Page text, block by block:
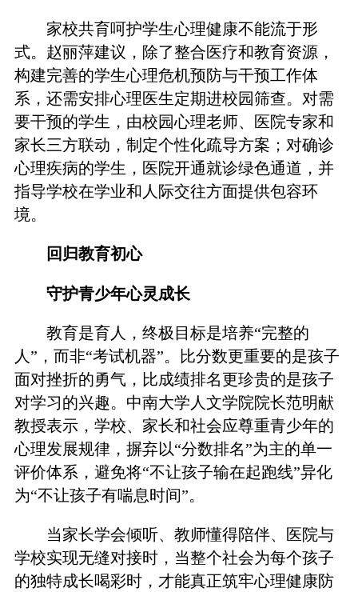
家校共育呵护学生心理健康不能流于形
式。赵丽萍建议，除了整合医疗和教育资源，
构建完善的学生心理危机预防与干预工作体
系，还需安排心理医生定期进校园筛查。对需
要干预的学生，由校园心理老师、医院专家和
家长三方联动，制定个性化疏导方案；对确诊
心理疾病的学生，医院开通就诊绿色通道，并
指导学校在学业和人际交往方面提供包容环
境。
回归教育初心
守护青少年心灵成长
教育是育人，终极目标是培养“完整的
人”，而非“考试机器”。比分数更重要的是孩子
面对挫折的勇气，比成绩排名更珍贵的是孩子
对学习的兴趣。中南大学人文学院院长范明献
教授表示，学校、家长和社会应尊重青少年的
心理发展规律，摒弃以“分数排名”为主的单一
评价体系，避免将“不让孩子输在起跑线”异化
为“不让孩子有喘息时间”。
当家长学会倾听、教师懂得陪伴、医院与
学校实现无缝对接时，当整个社会为每个孩子
的独特成长喝彩时，才能真正筑牢心理健康防